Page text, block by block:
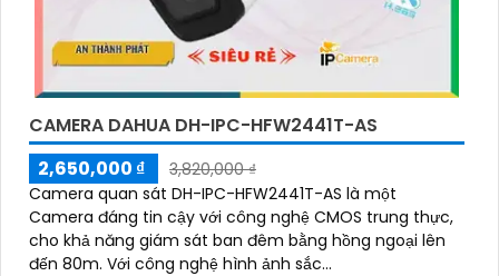
CAMERA DAHUA DH-IPC-HFW2441T-AS
2,650,000 ₫
3,820,000 ₫
Camera quan sát DH-IPC-HFW2441T-AS là một
Camera đáng tin cậy với công nghệ CMOS trung thực,
cho khả năng giám sát ban đêm bằng hồng ngoại lên
đến 80m. Với công nghệ hình ảnh sắc...